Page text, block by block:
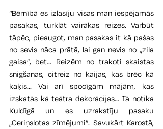
“Bērnībā es izlasīju visas man iespējamās
pasakas, turklāt vairākas reizes. Varbūt
tāpēc, pieaugot, man pasakas it kā pašas
no sevis nāca prātā, lai gan nevis no „zila
gaisa”, bet... Reizēm no trakoti skaistas
snigšanas, citreiz no kaijas, kas brēc kā
kaķis... Vai arī spocīgām mājām, kas
izskatās kā teātra dekorācijas... Tā notika
Kuldīgā un es uzrakstīju pasaku
„Ceriņslotas zīmējumi”. Savukārt Karostā,